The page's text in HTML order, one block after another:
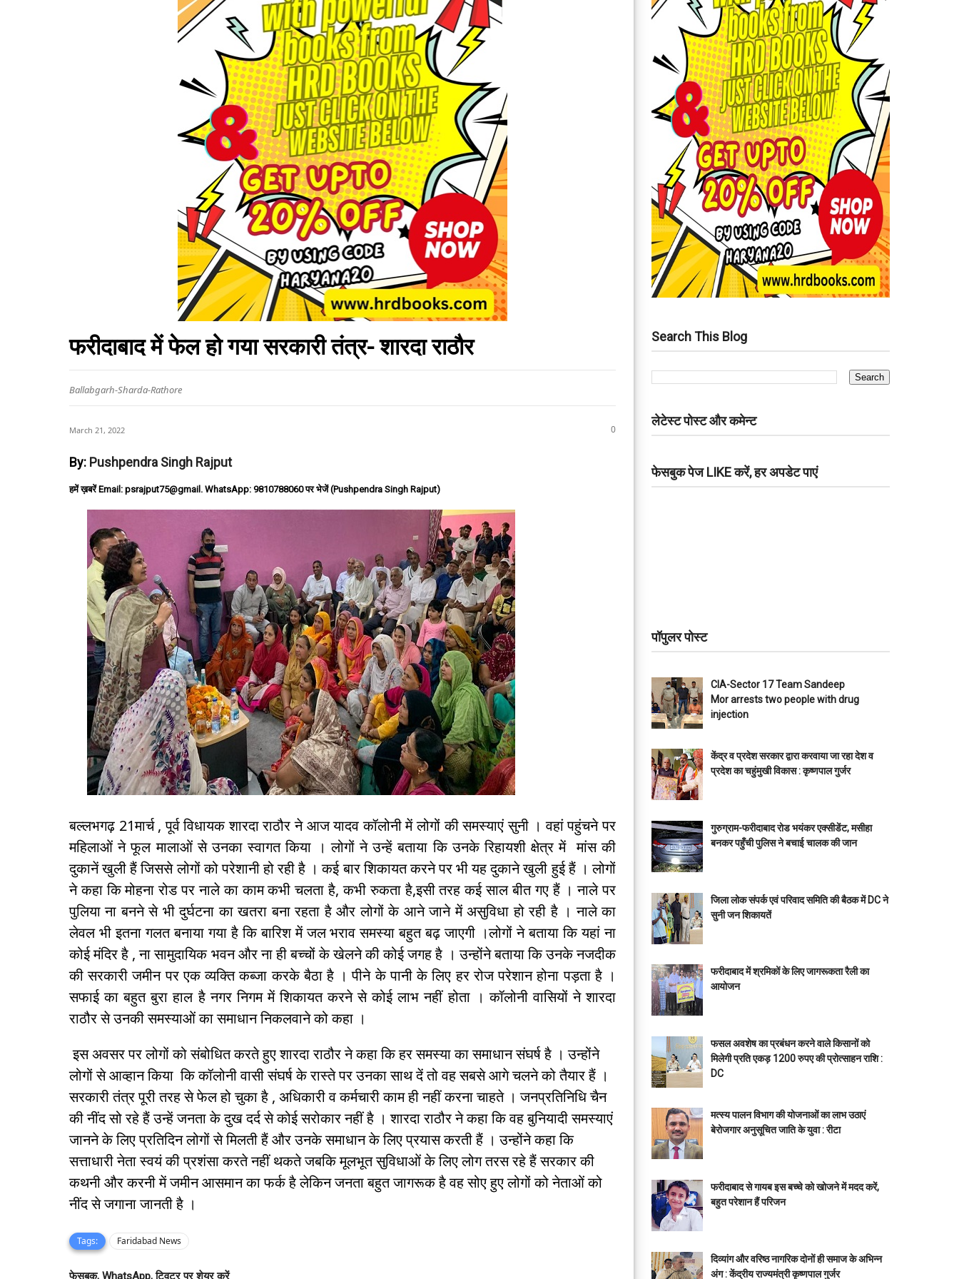
फरीदाबाद में फेल हो गया सरकारी तंत्र- शारदा राठौर
Ballabgarh-Sharda-Rathore
March 21, 2022 0
By: Pushpendra Singh Rajput
हमें ख़बरें Email: psrajput75@gmail. WhatsApp: 9810788060 पर भेजें (Pushpendra Singh Rajput)
बल्लभगढ़ 21मार्च , पूर्व विधायक शारदा राठौर ने आज यादव कॉलोनी में लोगों की समस्याएं सुनी । वहां पहुंचने पर
महिलाओं ने फूल मालाओं से उनका स्वागत किया । लोगों ने उन्हें बताया कि उनके रिहायशी क्षेत्र में मांस की
दुकानें खुली हैं जिससे लोगों को परेशानी हो रही है । कई बार शिकायत करने पर भी यह दुकाने खुली हुई हैं । लोगों
ने कहा कि मोहना रोड पर नाले का काम कभी चलता है, कभी रुकता है,इसी तरह कई साल बीत गए हैं । नाले पर
पुलिया ना बनने से भी दुर्घटना का खतरा बना रहता है और लोगों के आने जाने में असुविधा हो रही है । नाले का
लेवल भी इतना गलत बनाया गया है कि बारिश में जल भराव समस्या बहुत बढ़ जाएगी ।लोगों ने बताया कि यहां ना
कोई मंदिर है , ना सामुदायिक भवन और ना ही बच्चों के खेलने की कोई जगह है । उन्होंने बताया कि उनके नजदीक
की सरकारी जमीन पर एक व्यक्ति कब्जा करके बैठा है । पीने के पानी के लिए हर रोज परेशान होना पड़ता है ।
सफाई का बहुत बुरा हाल है नगर निगम में शिकायत करने से कोई लाभ नहीं होता । कॉलोनी वासियों ने शारदा
राठौर से उनकी समस्याओं का समाधान निकलवाने को कहा ।
इस अवसर पर लोगों को संबोधित करते हुए शारदा राठौर ने कहा कि हर समस्या का समाधान संघर्ष है । उन्होंने
लोगों से आव्हान किया कि कॉलोनी वासी संघर्ष के रास्ते पर उनका साथ दें तो वह सबसे आगे चलने को तैयार हैं ।
सरकारी तंत्र पूरी तरह से फेल हो चुका है , अधिकारी व कर्मचारी काम ही नहीं करना चाहते । जनप्रतिनिधि चैन
की नींद सो रहे हैं उन्हें जनता के दुख दर्द से कोई सरोकार नहीं है । शारदा राठौर ने कहा कि वह बुनियादी समस्याएं
जानने के लिए प्रतिदिन लोगों से मिलती हैं और उनके समाधान के लिए प्रयास करती हैं । उन्होंने कहा कि
सत्ताधारी नेता स्वयं की प्रशंसा करते नहीं थकते जबकि मूलभूत सुविधाओं के लिए लोग तरस रहे हैं सरकार की
कथनी और करनी में जमीन आसमान का फर्क है लेकिन जनता बहुत जागरूक है वह सोए हुए लोगों को नेताओं को
नींद से जगाना जानती है ।
Tags: Faridabad News
फेसबुक, WhatsApp, ट्विटर पर शेयर करें
Search This Blog
लेटेस्ट पोस्ट और कमेन्ट
फेसबुक पेज LIKE करें, हर अपडेट पाएं
पॉपुलर पोस्ट
CIA-Sector 17 Team Sandeep
Mor arrests two people with drug
injection
केंद्र व प्रदेश सरकार द्वारा करवाया जा रहा देश व
प्रदेश का चहुंमुखी विकास : कृष्णपाल गुर्जर
गुरुग्राम-फरीदाबाद रोड भयंकर एक्सीडेंट, मसीहा
बनकर पहुँची पुलिस ने बचाई चालक की जान
जिला लोक संपर्क एवं परिवाद समिति की बैठक में DC ने
सुनी जन शिकायतें
फरीदाबाद में श्रमिकों के लिए जागरूकता रैली का
आयोजन
फसल अवशेष का प्रबंधन करने वाले किसानों को
मिलेगी प्रति एकड़ 1200 रुपए की प्रोत्साहन राशि :
DC
मत्स्य पालन विभाग की योजनाओं का लाभ उठाएं
बेरोजगार अनुसूचित जाति के युवा : रीटा
फरीदाबाद से गायब इस बच्चे को खोजने में मदद करें,
बहुत परेशान हैं परिजन
दिव्यांग और वरिष्ठ नागरिक दोनों ही समाज के अभिन्न
अंग : केंद्रीय राज्यमंत्री कृष्णपाल गुर्जर